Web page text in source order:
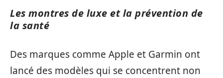
Les montres de luxe et la prévention de
la santé
Des marques comme Apple et Garmin ont
lancé des modèles qui se concentrent non